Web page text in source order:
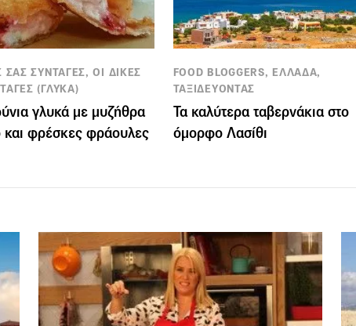
ΣΑΣ ΣΥΝΤΑΓΕΣ, ΟΙ ΔΙΚΕΣ
(ΓΛΥΚΑ)
γλυκά με μυζήθρα
φρέσκες φράουλες
FOOD BLOGGERS, ΕΛΛΑΔΑ,
ΤΑΞΙΔΕΥΟΝΤΑΣ
Τα καλύτερα ταβερνάκια στο
όμορφο Λασίθι